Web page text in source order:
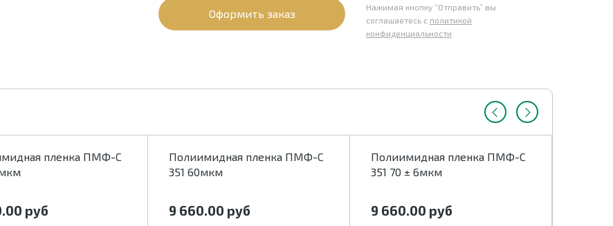
Оформить заказ
Нажимая кнопку “Отправить” вы
соглашаетесь с политикой
конфиденциальности
пленка ПМФ-С
руб
Полиимидная пленка ПМФ-С
351 60мкм
9 660.00 руб
Полиимидная пленка ПМФ-С
351 70 ± 6мкм
9 660.00 руб